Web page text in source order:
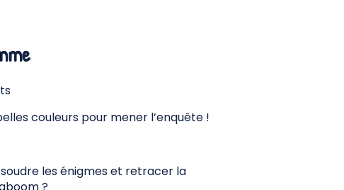
couleurs pour mener l’enquête !
les énigmes et retracer la
?